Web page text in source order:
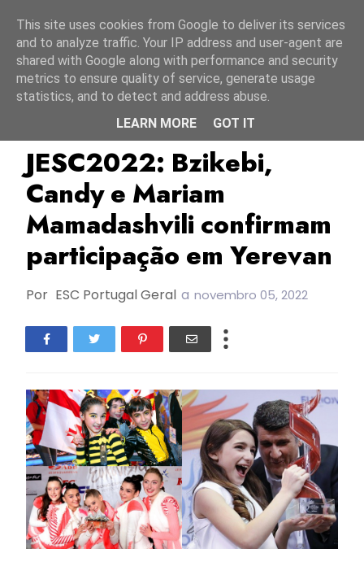
Candy Geórgia
JESC2022: Bzikebi,
Candy e Mariam
Mamadashvili confirmam
participação em Yerevan
Por ESC Portugal Geral a novembro 05, 2022
This site uses cookies from Google to deliver its services
and to analyze traffic. Your IP address and user-agent are
shared with Google along with performance and security
metrics to ensure quality of service, generate usage
statistics, and to detect and address abuse.
LEARN MORE
GOT IT